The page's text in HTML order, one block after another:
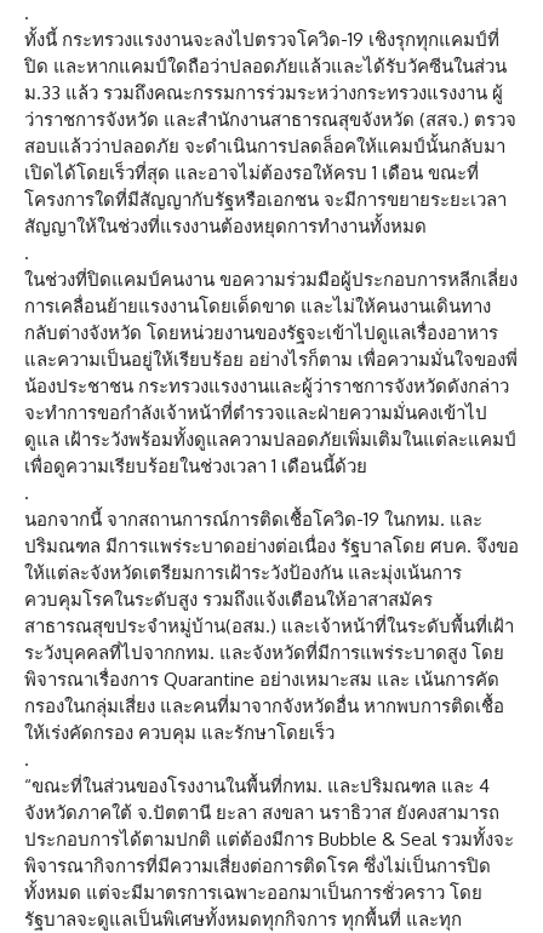
.
ทั้งนี้ กระทรวงแรงงานจะลงไปตรวจโควิด-19 เชิงรุกทุกแคมป์ที่
ปิด และหากแคมป์ใดถือว่าปลอดภัยแล้วและได้รับวัคซีนในส่วน
ม.33 แล้ว รวมถึงคณะกรรมการร่วมระหว่างกระทรวงแรงงาน ผู้
ว่าราชการจังหวัด และสำนักงานสาธารณสุขจังหวัด (สสจ.) ตรวจ
สอบแล้วว่าปลอดภัย จะดำเนินการปลดล็อคให้แคมป์นั้นกลับมา
เปิดได้โดยเร็วที่สุด และอาจไม่ต้องรอให้ครบ 1 เดือน ขณะที่
โครงการใดที่มีสัญญากับรัฐหรือเอกชน จะมีการขยายระยะเวลา
สัญญาให้ในช่วงที่แรงงานต้องหยุดการทำงานทั้งหมด
.
ในช่วงที่ปิดแคมป์คนงาน ขอความร่วมมือผู้ประกอบการหลีกเลี่ยง
การเคลื่อนย้ายแรงงานโดยเด็ดขาด และไม่ให้คนงานเดินทาง
กลับต่างจังหวัด โดยหน่วยงานของรัฐจะเข้าไปดูแลเรื่องอาหาร
และความเป็นอยู่ให้เรียบร้อย อย่างไรก็ตาม เพื่อความมั่นใจของพี่
น้องประชาชน กระทรวงแรงงานและผู้ว่าราชการจังหวัดดังกล่าว
จะทำการขอกำลังเจ้าหน้าที่ตำรวจและฝ่ายความมั่นคงเข้าไป
ดูแล เฝ้าระวังพร้อมทั้งดูแลความปลอดภัยเพิ่มเติมในแต่ละแคมป์
เพื่อดูความเรียบร้อยในช่วงเวลา 1 เดือนนี้ด้วย
.
นอกจากนี้ จากสถานการณ์การติดเชื้อโควิด-19 ในกทม. และ
ปริมณฑล มีการแพร่ระบาดอย่างต่อเนื่อง รัฐบาลโดย ศบค. จึงขอ
ให้แต่ละจังหวัดเตรียมการเฝ้าระวังป้องกัน และมุ่งเน้นการ
ควบคุมโรคในระดับสูง รวมถึงแจ้งเตือนให้อาสาสมัคร
สาธารณสุขประจำหมู่บ้าน(อสม.) และเจ้าหน้าที่ในระดับพื้นที่เฝ้า
ระวังบุคคลที่ไปจากกทม. และจังหวัดที่มีการแพร่ระบาดสูง โดย
พิจารณาเรื่องการ Quarantine อย่างเหมาะสม และ เน้นการคัด
กรองในกลุ่มเสี่ยง และคนที่มาจากจังหวัดอื่น หากพบการติดเชื้อ
ให้เร่งคัดกรอง ควบคุม และรักษาโดยเร็ว
.
“ขณะที่ในส่วนของโรงงานในพื้นที่กทม. และปริมณฑล และ 4
จังหวัดภาคใต้ จ.ปัตตานี ยะลา สงขลา นราธิวาส ยังคงสามารถ
ประกอบการได้ตามปกติ แต่ต้องมีการ Bubble & Seal รวมทั้งจะ
พิจารณากิจการที่มีความเสี่ยงต่อการติดโรค ซึ่งไม่เป็นการปิด
ทั้งหมด แต่จะมีมาตรการเฉพาะออกมาเป็นการชั่วคราว โดย
รัฐบาลจะดูแลเป็นพิเศษทั้งหมดทุกกิจการ ทุกพื้นที่ และทุก